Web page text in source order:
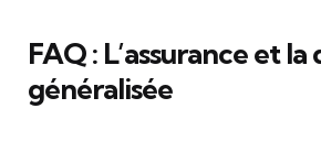
FAQ : L’assurance et
généralisée